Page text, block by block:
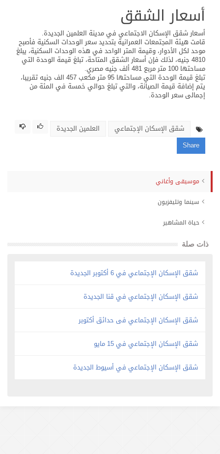
أسعار الشقق
أسعار شقق الإسكان الاجتماعي في مدينة العلمين الجديدة.
قامت هيئة المجتمعات العمرانية بتحديد سعر الوحدات السكنية فأصبح
موحد لكل الأدوار، وقيمة المتر الواحد في هذه الوحدات السكنية، يبلغ
4810 جنيه، لذلك فإن أسعار الشقق المتاحة، تبلغ قيمة الوحدة التي
مساحتها 100 متر مربع 481 ألف جنيه مصري.
تبلغ قيمة الوحدة التي مساحتها 95 متر مكعب 457 الف جنيه تقريبا،
يتم إضافة قيمة الصيانة، والتي تبلغ حوالي خمسة في المئة من
إجمالى سعر الوحدة.
شقق الإسكان الإجتماعي
العلمين الجديدة
Share
موسيقى وأغاني
سينما وتليفزيون
حياة المشاهير
ذات صلة
شقق الإسكان الإجتماعي في 6 أكتوبر الجديدة
شقق الإسكان الإجتماعي في قنا الجديدة
شقق الإسكان الإجتماعي فى حدائق أكتوبر
شقق الإسكان الإجتماعي في 15 مايو
شقق الإسكان الإجتماعي في أسيوط الجديدة